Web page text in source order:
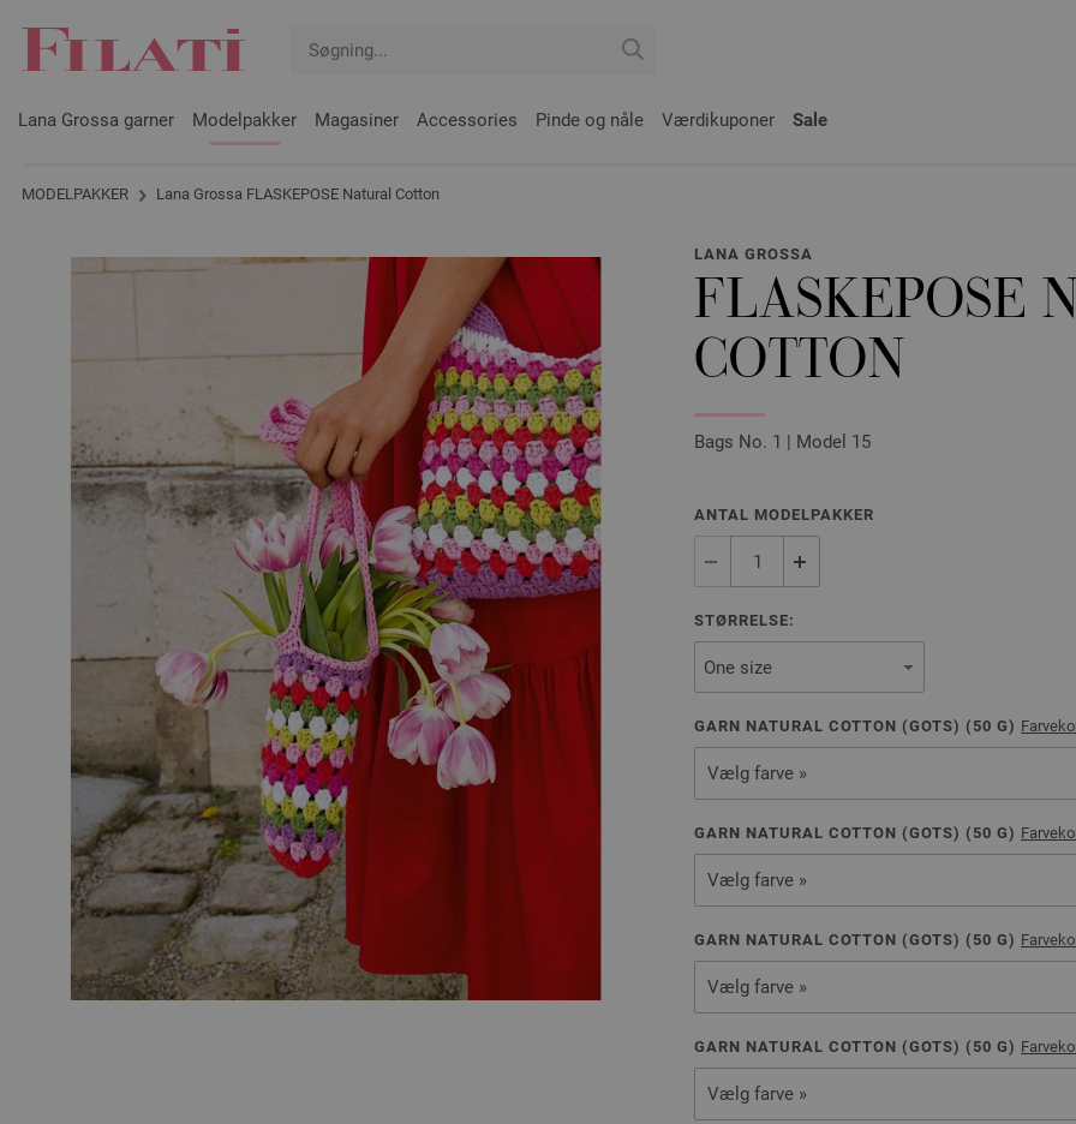
Lana Grossa garner Modelpakker Magasiner Accessories Pinde og nåle Værdikuponer Sale
MODELPAKKER Lana Grossa FLASKEPOSE Natural Cotton
LANA GROSSA
FLASKEPOSE
COTTON
Bags No. 1 | Model 15
ANTAL MODELPAKKER
STØRRELSE:
GARN NATURAL COTTON (GOTS) ( 50 G)
Vælg farve »
GARN NATURAL COTTON (GOTS) ( 50 G)
Vælg farve »
GARN NATURAL COTTON (GOTS) ( 50 G)
Vælg farve »
GARN NATURAL COTTON (GOTS) ( 50 G)
Vælg farve »